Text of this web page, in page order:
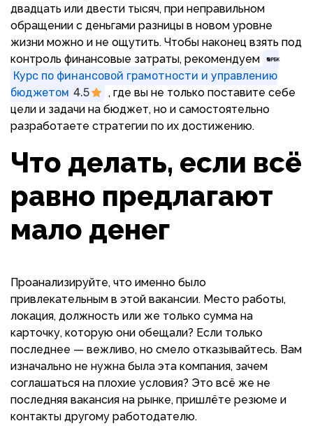
двадцать или двести тысяч, при неправильном
обращении с деньгами разницы в новом уровне
жизни можно и не ощутить. Чтобы наконец взять под
контроль финансовые затраты, рекомендуем
Курс по финансовой грамотности и управлению
бюджетом 4.5
, где вы не только поставите себе
цели и задачи на бюджет, но и самостоятельно
разработаете стратегии по их достижению.
Что делать, если всё
равно предлагают
мало денег
Проанализируйте, что именно было
привлекательным в этой вакансии. Место работы,
локация, должность или же только сумма на
карточку, которую они обещали? Если только
последнее — вежливо, но смело отказывайтесь. Вам
изначально не нужна была эта компания, зачем
соглашаться на плохие условия? Это всё же не
последняя вакансия на рынке, пришлёте резюме и
контакты другому работодателю.